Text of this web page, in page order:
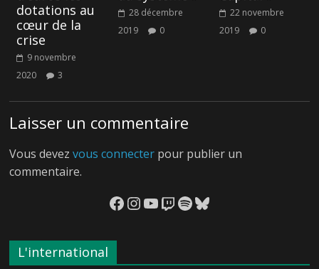
dotations au
cœur de la
crise
9 novembre
2020
3
28 décembre
2019
0
22 novembre
2019
0
Laisser un commentaire
Vous devezvous connecter pour publier un
commentaire.
Facebook
Instagram
YouTube
Twitch
Spotify
Bluesky
L'international